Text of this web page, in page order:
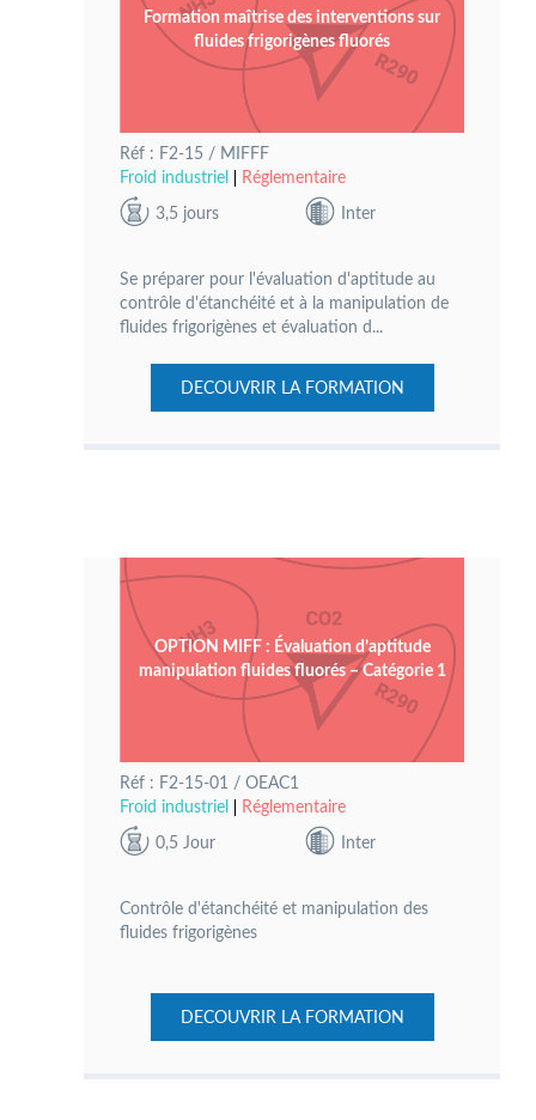
Formation maîtrise des interventions sur
fluides frigorigènes fluorés
Réf : F2-15 / MIFFF
Froid industriel
Réglementaire
3,5 jours Inter
Se préparer pour l'évaluation d'aptitude au
contrôle d'étanchéité et à la manipulation de
fluides frigorigènes et évaluation d...
DECOUVRIR LA FORMATION
OPTION MIFF : Évaluation d’aptitude
manipulation fluides fluorés – Catégorie 1
Réf : F2-15-01 / OEAC1
Froid industriel
Réglementaire
0,5 Jour Inter
Contrôle d'étanchéité et manipulation des
fluides frigorigènes
DECOUVRIR LA FORMATION